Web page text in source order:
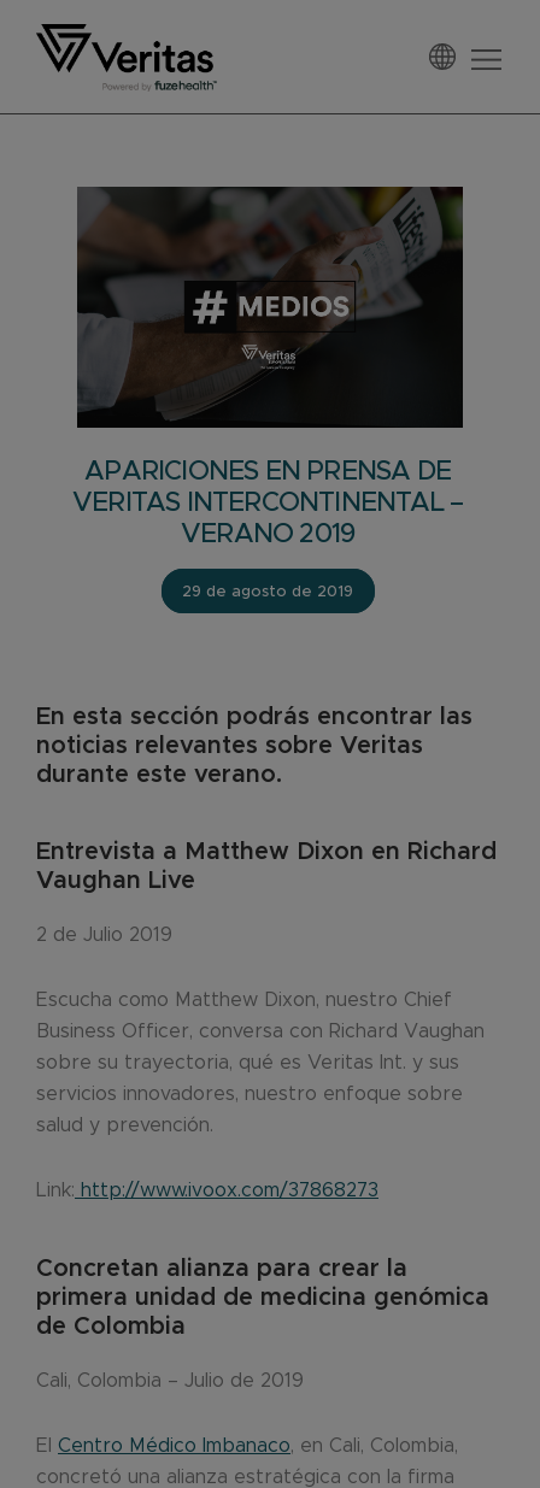
navegación
contenido
principal
de
APARICIONES EN PRENSA DE
VERITAS INTERCONTINENTAL –
VERANO 2019
29 de agosto de 2019
En esta sección podrás encontrar las
noticias relevantes sobre Veritas
durante este verano.
Entrevista a Matthew Dixon en Richard
Vaughan Live
2 de Julio 2019
Escucha como Matthew Dixon, nuestro Chief
Business Officer, conversa con Richard Vaughan
sobre su trayectoria, qué es Veritas Int. y sus
servicios innovadores, nuestro enfoque sobre
salud y prevención.
Link: http://www.ivoox.com/37868273
Concretan alianza para crear la
primera unidad de medicina genómica
de Colombia
Cali, Colombia – Julio de 2019
El Centro Médico Imbanaco, en Cali, Colombia,
concretó una alianza estratégica con la firma